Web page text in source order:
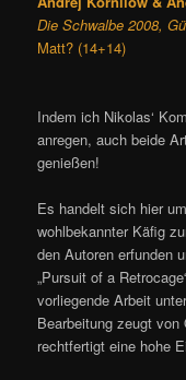
Die Schwalbe 2008,
Matt? (14+14)
Indem ich Nikolas‘
anregen, auch beide
genießen!
Es handelt sich hier
wohlbekannter Käfig
den Autoren erfunden
„Pursuit of a
vorliegende Arbeit
Bearbeitung zeugt
rechtfertigt eine hohe